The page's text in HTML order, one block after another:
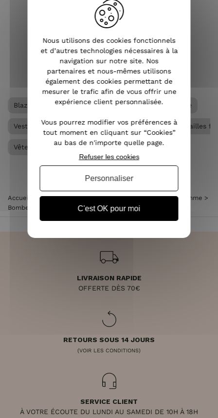
saison Automne/Hiver. Cette pièce
iconique a su se faire apprécier pour
s'imposer dans le dressi...
VOIR L'ARTICLE
Blazer femme Bombers femme Veste femme
Veste femme grande taille Vêtements Grandes tailles
Vêtements femme
Accueil Vêtements femme >Veste femme >Bombers femme >
Bombers femme écru feuillage bleu
LIVRAISON RAPIDE
OFFERTE DÈS 70€
RETOURS SOUS 14 JOURS
(VOIR LES CONDITIONS)
SERVICE CLIENT
À VOTRE ÉCOUTE DU LUNDI AU SAMEDI DE 10H À 18H
Nous utilisons des cookies fonctionnels
et d’autres technologies nécessaires à la
navigation sur notre site. Nos
partenaires et nous-mêmes utilisons
également des cookies permettant de
mesurer le trafic afin de vous offrir une
expérience client personnalisée.
Vous pourrez modifier vos préférences à
tout moment en cliquant sur “Cookies”
au bas de n'importe quelle page.
C'est OK pour moi
Refuser les cookies
Personnaliser